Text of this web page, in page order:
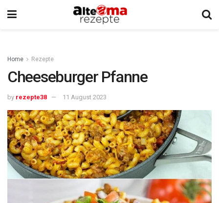
Home Rezepte
Cheeseburger Pfanne
by rezepte38 11 August 2023